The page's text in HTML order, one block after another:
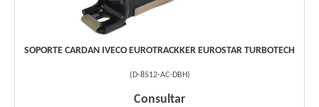
SOPORTE CARDAN IVECO EUROTRACKKER EUROSTAR TURBOTECH
( D-8512-AC-DBH)
Consultar